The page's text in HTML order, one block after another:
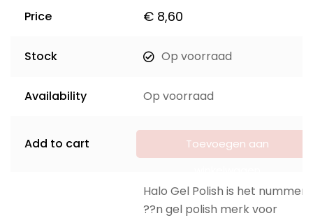
Price € 8,60
Stock Op voorraad
Availability Op voorraad
Add to cart
Toevoegen aan
Halo Gel Polish is het nummer
??n gel polish merk voor